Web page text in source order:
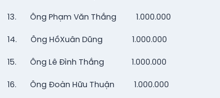
13. Ông Phạm Văn Thắng 1.000.000
14. Ông HồXuân Dũng 1.000.000
15. Ông Lê Đình Thắng 1.000.000
16. Ông Đoàn Hữu Thuận 1.000.000